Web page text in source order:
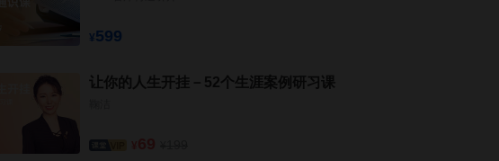
¥599
让你的人生开挂－52个生涯案例研习课